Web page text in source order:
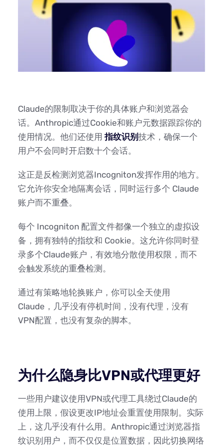
Claude的限制取决于你的具体账户和浏览器会
话。Anthropic通过Cookie和账户元数据跟踪你的
使用情况。他们还使用 指纹识别技术，确保一个
用户不会同时开启数十个会话。
这正是反检测浏览器Incogniton发挥作用的地方。
它允许你安全地隔离会话，同时运行多个 Claude
账户而不重叠。
每个 Incogniton 配置文件都像一个独立的虚拟设
备，拥有独特的指纹和 Cookie。这允许你同时登
录多个Claude账户，有效地分散使用权限，而不
会触发系统的重叠检测。
通过有策略地轮换账户，你可以全天使用
Claude，几乎没有停机时间，没有代理，没有
VPN配置，也没有复杂的脚本。
为什么隐身比VPN或代理更好
一些用户建议使用VPN或代理工具绕过Claude的
使用上限，假设更改IP地址会重置使用限制。实际
上，这几乎没有什么用。Anthropic通过浏览器指
纹识别用户，而不仅仅是位置数据，因此切换网络